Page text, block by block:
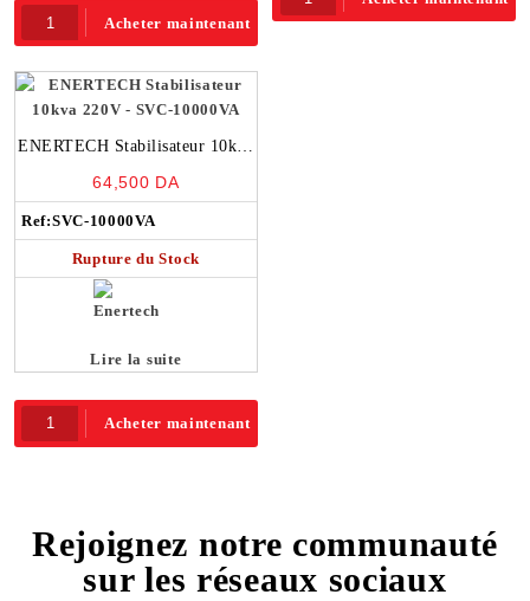
Acheter maintenant
ENERTECH Stabilisateur 10kva
64,500 DA
Ref:SVC-10000VA
Rupture du Stock
Lire la suite
Acheter maintenant
Rejoignez notre communauté
sur les réseaux sociaux